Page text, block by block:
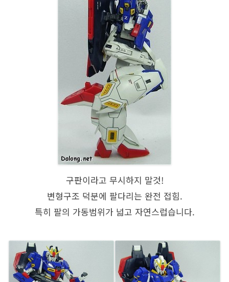
구판이라고 무시하지 말것!
변형구조 덕분에 팔다리는 완전 접힘.
특히 팔의 가동범위가 넓고 자연스럽습니다.